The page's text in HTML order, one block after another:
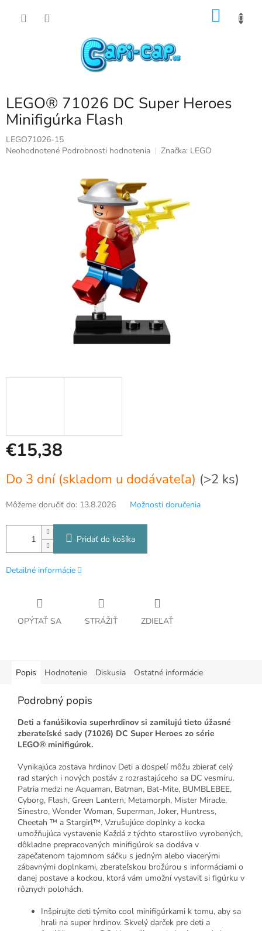
LEGO® 71026 DC Super Heroes
Minifigúrka Flash
LEGO71026-15
Priemerné
Neohodnotené Podrobnosti hodnotenia Značka: LEGO
€15,38
cena:
Do 3 dní (skladom u dodávateľa) (>2 ks)
Môžeme doručiť do: 13.8.2026 Možnosti doručenia
Pridať do košíka
Detailné informácie
OPÝTAŤ SA STRÁŽIŤ ZDIEĽAŤ
Popis Hodnotenie Diskusia Ostatné informácie
Podrobný popis
Deti a fanúšikovia superhrdinov si zamilujú tieto úžasné
zberateľské sady (71026) DC Super Heroes zo série
LEGO® minifigúrok.
Vynikajúca zostava hrdinov Deti a dospelí môžu zbierať celý
rad starých i nových postáv z rozrastajúceho sa DC vesmíru.
Patria medzi ne Aquaman, Batman, Bat-Mite, BUMBLEBEE,
Cyborg, Flash, Green Lantern, Metamorph, Mister Miracle,
Sinestro, Wonder Woman, Superman, Joker, Huntress,
Cheetah ™ a Stargirl™. Vzrušujúce doplnky a kocka
umožňujúca vystavenie Každá z týchto starostlivo vyrobených,
dôkladne prepracovaných minifigúrok sa dodáva v
zapečatenom tajomnom sáčku s jedným alebo viacerými
zábavnými doplnkami, zberateľskou brožúrou s informáciami o
danej postave a kockou, ktorá vám umožní vystaviť si figúrku v
rôznych polohách.
Inšpirujte deti týmito cool minifigúrkami k tomu, aby sa
hrali na super hrdinov. Skvelý darček pre deti a